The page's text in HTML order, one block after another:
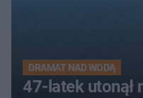
DRAMAT NAD WODĄ
47-latek utonął